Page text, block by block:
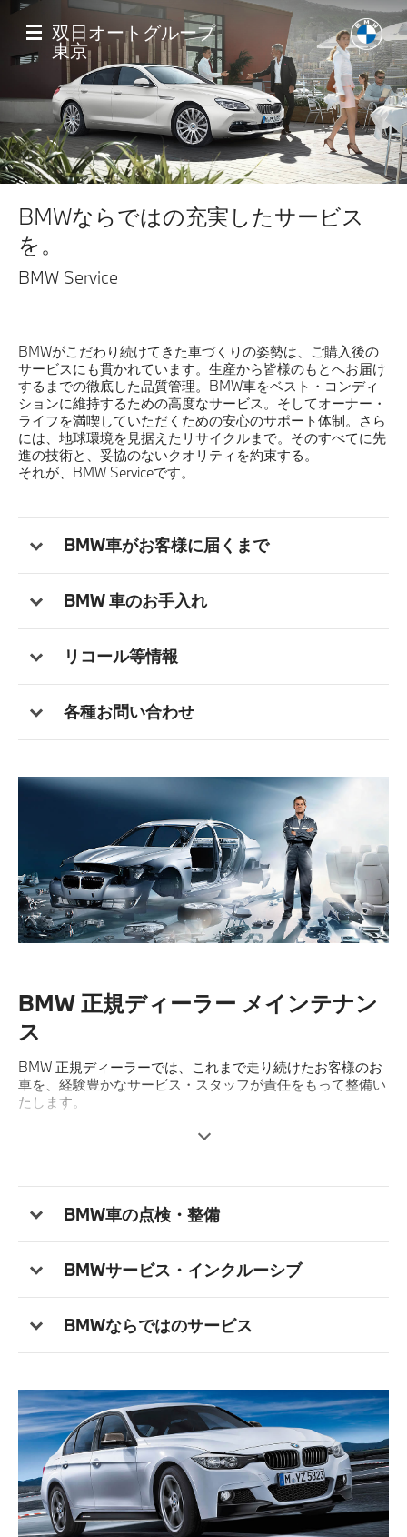
コ
テ
ツ
に
移
動
Home
店舗一覧
モデル一覧
サービス
認定中古車
法人契約について
双日オートグループ
東京
BMWならではの充実したサービス
を。
BMW Service
BMWがこだわり続けてきた車づくりの姿勢は、ご購入後の
サービスにも貫かれています。生産から皆様のもとへお届け
するまでの徹底した品質管理。BMW車をベスト・コンディ
ションに維持するための高度なサービス。そしてオーナー・
ライフを満喫していただくための安心のサポート体制。さら
には、地球環境を見据えたリサイクルまで。そのすべてに先
進の技術と、妥協のないクオリティを約束する。
それが、BMW Serviceです。
BMW車がお客様に届くまで
BMW 車のお手入れ
リコール等情報
各種お問い合わせ
BMW 正規ディーラー メインテナン
ス
BMW 正規ディーラーでは、これまで走り続けたお客様のお
車を、経験豊かなサービス・スタッフが責任をもって整備い
たします。
BMW 独自の訓練を積んだBMW プロフェッショナルが提供
BMW車の点検・整備
BMWサービス・インクルーシブ
BMWならではのサービス